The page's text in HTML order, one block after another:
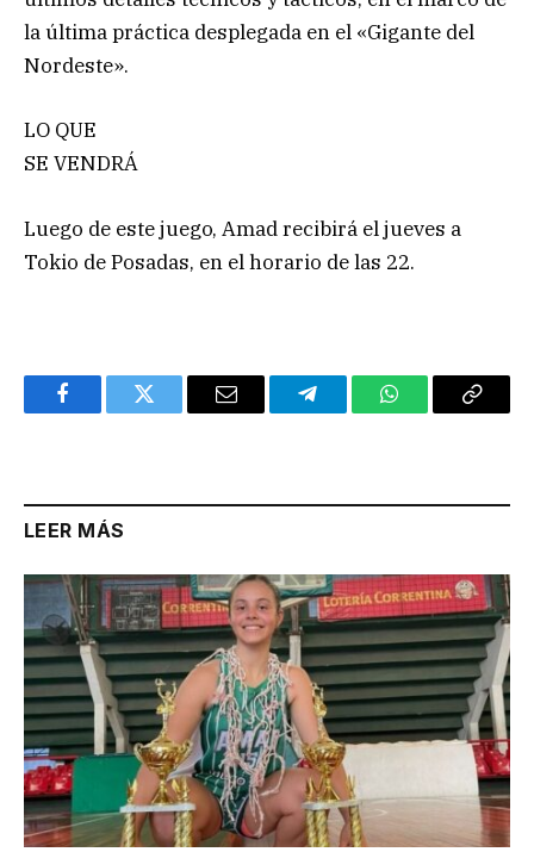
la última práctica desplegada en el «Gigante del
Nordeste».
LO QUE
SE VENDRÁ
Luego de este juego, Amad recibirá el jueves a
Tokio de Posadas, en el horario de las 22.
FacebookTwitter Email TelegramWhatsAppCopy
LEER MÁS